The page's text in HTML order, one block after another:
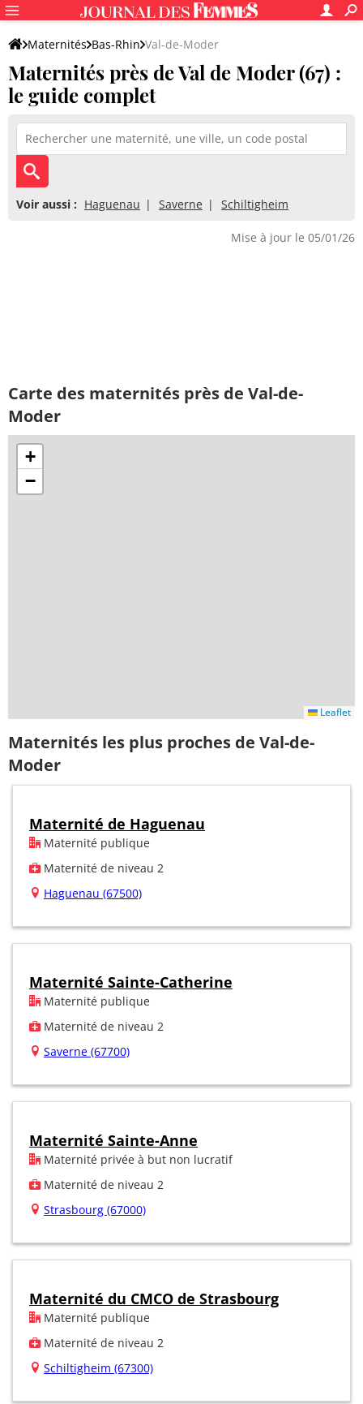
Maternités Bas-Rhin Val-de-Moder
Maternités près de Val de Moder (67) :
le guide complet
Voir aussi : Haguenau Saverne Schiltigheim
Mise à jour le 05/01/26
Carte des maternités près de Val-de-
Moder
+
−
Leaflet
Maternités les plus proches de Val-de-
Moder
Maternité de Haguenau
Maternité publique
Maternité de niveau 2
Haguenau (67500)
Maternité Sainte-Catherine
Maternité publique
Maternité de niveau 2
Saverne (67700)
Maternité Sainte-Anne
Maternité privée à but non lucratif
Maternité de niveau 2
Strasbourg (67000)
Maternité du CMCO de Strasbourg
Maternité publique
Maternité de niveau 2
Schiltigheim (67300)